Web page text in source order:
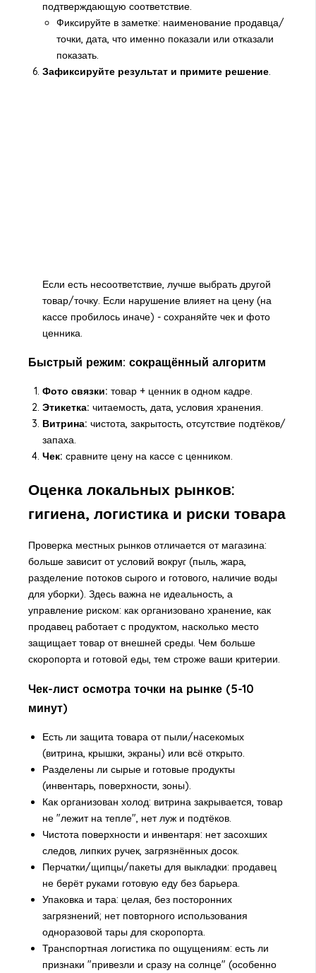
подтверждающую соответствие.
Фиксируйте в заметке: наименование продавца/
точки, дата, что именно показали или отказали
показать.
Зафиксируйте результат и примите решение.
Если есть несоответствие, лучше выбрать другой
товар/точку. Если нарушение влияет на цену (на
кассе пробилось иначе) - сохраняйте чек и фото
ценника.
Быстрый режим: сокращённый алгоритм
Фото связки: товар + ценник в одном кадре.
Этикетка: читаемость, дата, условия хранения.
Витрина: чистота, закрытость, отсутствие подтёков/
запаха.
Чек: сравните цену на кассе с ценником.
Оценка локальных рынков:
гигиена, логистика и риски товара
Проверка местных рынков отличается от магазина:
больше зависит от условий вокруг (пыль, жара,
разделение потоков сырого и готового, наличие воды
для уборки). Здесь важна не идеальность, а
управление риском: как организовано хранение, как
продавец работает с продуктом, насколько место
защищает товар от внешней среды. Чем больше
скоропорта и готовой еды, тем строже ваши критерии.
Чек-лист осмотра точки на рынке (5-10
минут)
Есть ли защита товара от пыли/насекомых
(витрина, крышки, экраны) или всё открыто.
Разделены ли сырые и готовые продукты
(инвентарь, поверхности, зоны).
Как организован холод: витрина закрывается, товар
не "лежит на тепле", нет луж и подтёков.
Чистота поверхности и инвентаря: нет засохших
следов, липких ручек, загрязнённых досок.
Перчатки/щипцы/пакеты для выкладки: продавец
не берёт руками готовую еду без барьера.
Упаковка и тара: целая, без посторонних
загрязнений; нет повторного использования
одноразовой тары для скоропорта.
Транспортная логистика по ощущениям: есть ли
признаки "привезли и сразу на солнце" (особенно